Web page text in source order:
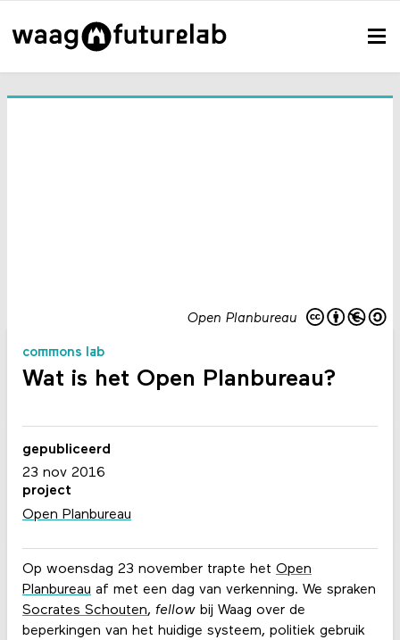
Open Planbureau
commons lab
Wat is het Open Planbureau?
Op woensdag 23 november trapte het Open
Planbureau af met een dag van verkenning. We spraken
Socrates Schouten, fellowbij Waag over de
beperkingen van het huidige systeem, politiek gebruik
gepubliceerd
23 nov 2016
project
Open Planbureau